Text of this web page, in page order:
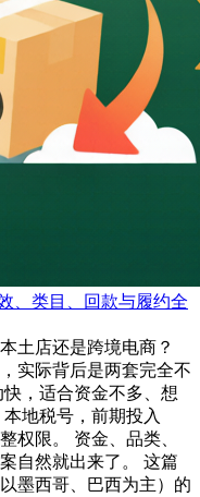
、类目、回款与履约全
土店还是跨境电商？
实际背后是两套完全不
，适合资金不多、想
地税号，前期投入
权限。 资金、品类、
自然就出来了。 这篇
墨西哥、巴西为主）的